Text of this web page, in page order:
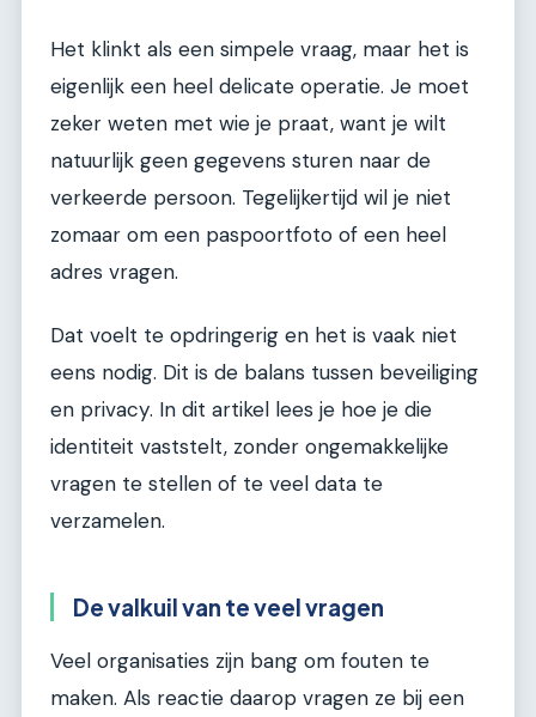
Het klinkt als een simpele vraag, maar het is
eigenlijk een heel delicate operatie. Je moet
zeker weten met wie je praat, want je wilt
natuurlijk geen gegevens sturen naar de
verkeerde persoon. Tegelijkertijd wil je niet
zomaar om een paspoortfoto of een heel
adres vragen.
Dat voelt te opdringerig en het is vaak niet
eens nodig. Dit is de balans tussen beveiliging
en privacy. In dit artikel lees je hoe je die
identiteit vaststelt, zonder ongemakkelijke
vragen te stellen of te veel data te
verzamelen.
De valkuil van te veel vragen
Veel organisaties zijn bang om fouten te
maken. Als reactie daarop vragen ze bij een